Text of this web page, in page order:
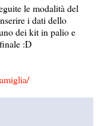
le modalità del
i dati dello
dei kit in palio e
:D